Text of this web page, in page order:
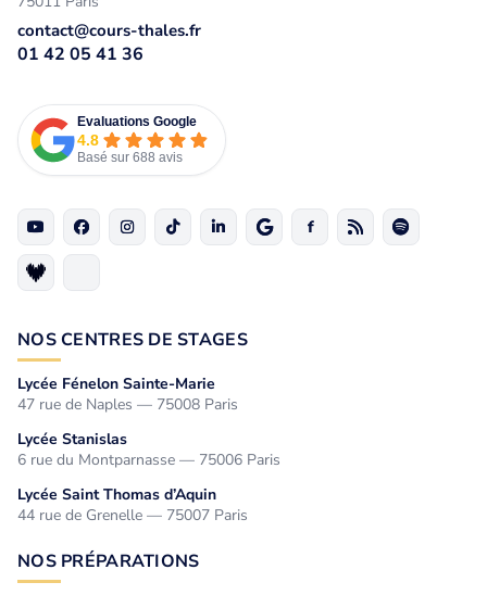
contact@cours-thales.fr
01 42 05 41 36
Evaluations Google
4.8
Basé sur 688 avis
NOS CENTRES DE STAGES
Lycée Fénelon Sainte-Marie
47 rue de Naples — 75008 Paris
Lycée Stanislas
6 rue du Montparnasse — 75006 Paris
Lycée Saint Thomas d’Aquin
44 rue de Grenelle — 75007 Paris
NOS PRÉPARATIONS